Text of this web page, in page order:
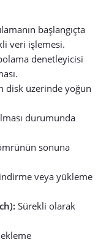
başlangıçta
veri işlemesi.
denetleyicisi
disk üzerinde yoğun
durumunda
sonuna
veya yükleme
Sürekli olarak